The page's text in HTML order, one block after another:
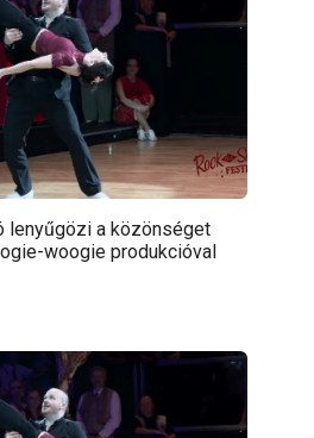
lenyűgözi a közönséget
woogie produkcióval